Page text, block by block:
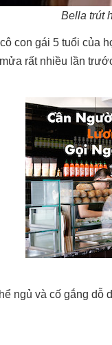
Bella trút
con gái 5 tuổi của
rất nhiều lần
ngủ và cố gắng